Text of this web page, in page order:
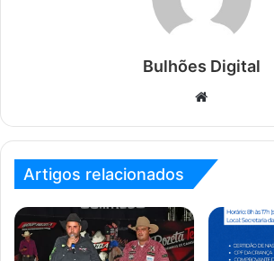
Bulhões Digital
Website
Artigos relacionados